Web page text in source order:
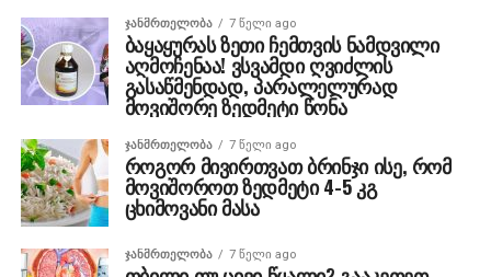
ᲯᲐᲜᲛᲠᲗᲔᲚᲝᲑᲐ 7 წელი ago
ბაყაყურას ზეთი ჩემთვის ნამდვილი
აღმოჩენაა! ვსვამდი ღვიძლის
გასაწმენდად, პარალელურად
მოვიშორე ზედმეტი წონა
ᲯᲐᲜᲛᲠᲗᲔᲚᲝᲑᲐ 7 წელი ago
როგორ მივირთვათ ბრინჯი ისე, რომ
მოვიშოროთ ზედმეტი 4-5 კგ
ცხიმოვანი მასა
ᲯᲐᲜᲛᲠᲗᲔᲚᲝᲑᲐ 7 წელი ago